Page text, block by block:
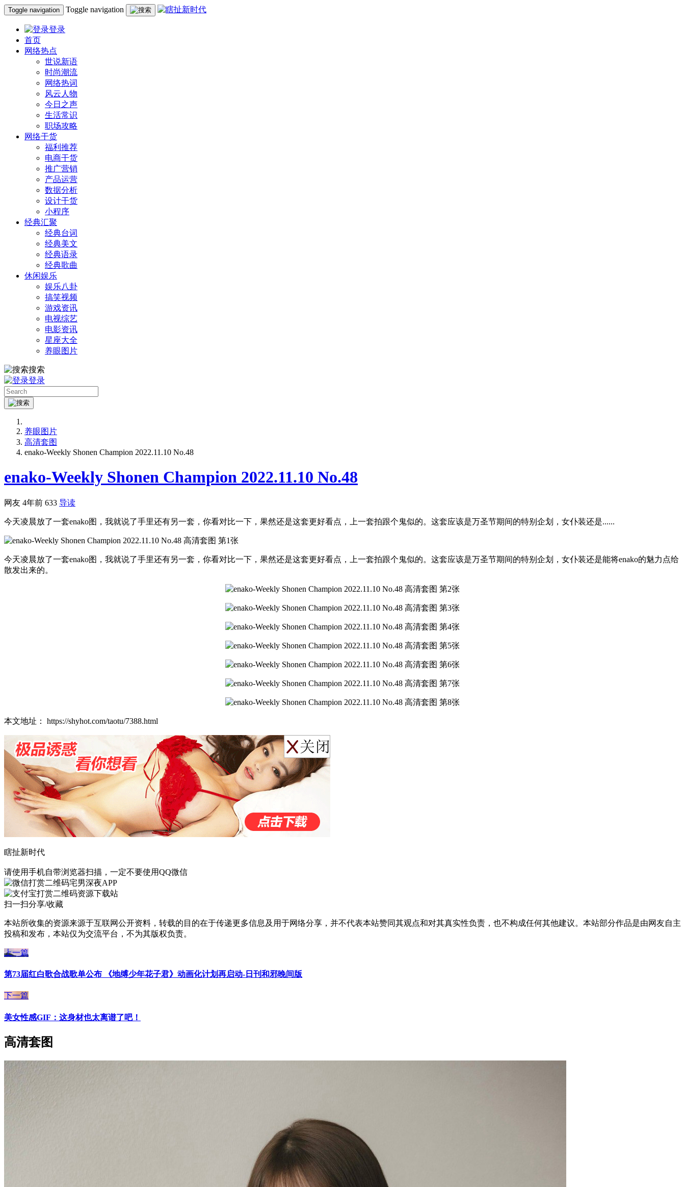
Toggle navigation Toggle navigation
登录
首页
网络热点
世说新语
时尚潮流
网络热词
风云人物
今日之声
生活常识
职场攻略
网络干货
福利推荐
电商干货
推广营销
产品运营
数据分析
设计干货
小程序
经典汇聚
经典台词
经典美文
经典语录
经典歌曲
休闲娱乐
娱乐八卦
搞笑视频
游戏资讯
电视综艺
电影资讯
星座大全
养眼图片
搜索
登录
养眼图片
高清套图
enako-Weekly Shonen Champion 2022.11.10 No.48
enako-Weekly Shonen Champion 2022.11.10 No.48
网友 4年前 633 导读
今天凌晨放了一套enako图，我就说了手里还有另一套，你看对比一下，果然还是这套更好看点，上一套拍跟个鬼似的。这套应该是万圣节期间的特别企划，女仆装还是......
今天凌晨放了一套enako图，我就说了手里还有另一套，你看对比一下，果然还是这套更好看点，上一套拍跟个鬼似的。这套应该是万圣节期间的特别企划，女仆装还是能将enako的魅力点给
散发出来的。
本文地址： https://shyhot.com/taotu/7388.html
瞎扯新时代
请使用手机自带浏览器扫描，一定不要使用QQ微信
宅男深夜APP
资源下载站
扫一扫分享/收藏
本站所收集的资源来源于互联网公开资料，转载的目的在于传递更多信息及用于网络分享，并不代表本站赞同其观点和对其真实性负责，也不构成任何其他建议。本站部分作品是由网友自主
投稿和发布，本站仅为交流平台，不为其版权负责。
上一篇
第73届红白歌合战歌单公布 《地缚少年花子君》动画化计划再启动-日刊和邪晚间版
下一篇
美女性感GIF：这身材也太离谱了吧！
高清套图